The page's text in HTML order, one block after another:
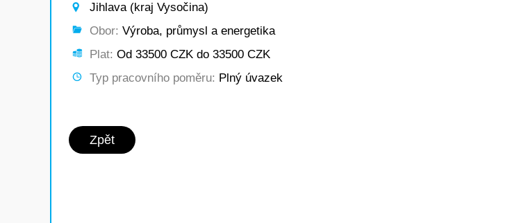
Jihlava (kraj Vysočina)
Obor: Výroba, průmysl a energetika
Plat: Od 33500 CZK do 33500 CZK
Typ pracovního poměru: Plný úvazek
Zpět